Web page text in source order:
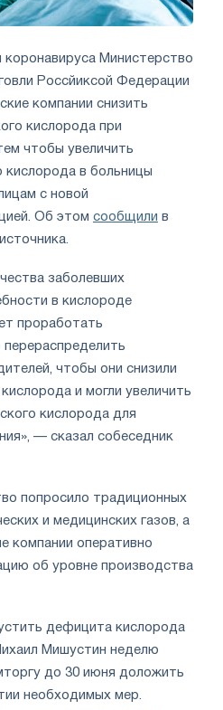
Министерство
Россйиксой Федерации
компании снизить
кислорода при
чтобы увеличить
кислорода в больницы
с новой
Об этом сообщили в
заболевших
в кислороде
проработать
чтобы они снизили
и могли увеличить
кислорода для
— сказал собеседник
попросило традиционных
и медицинских газов, а
компании оперативно
об уровне производства
дефицита кислорода
Мишустин неделю
до 30 июня доложить
необходимых мер.